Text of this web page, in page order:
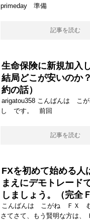
primeday 準備
記事を読む
生命保険に新規加入
結局どこが安いのか
約の話）
arigatou358 こんばんは
し です。 前回
記事を読む
FXを初めて始める人
まえにデモトレード
しましょう。（完全
こんばんは こがね ＦＸ
さてさて、もう賢明な方は、